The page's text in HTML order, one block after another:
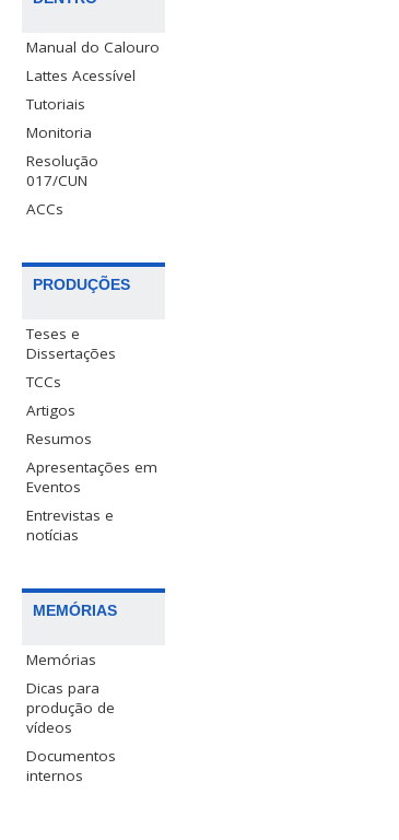
Manual do Calouro
Lattes Acessível
Tutoriais
Monitoria
Resolução
017/CUN
ACCs
PRODUÇÕES
Teses e
Dissertações
TCCs
Artigos
Resumos
Apresentações em
Eventos
Entrevistas e
notícias
MEMÓRIAS
Memórias
Dicas para
produção de
vídeos
Documentos
internos